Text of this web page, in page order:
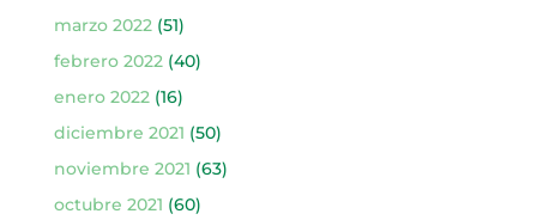
marzo 2022 (51)
febrero 2022 (40)
enero 2022 (16)
diciembre 2021 (50)
noviembre 2021 (63)
octubre 2021 (60)